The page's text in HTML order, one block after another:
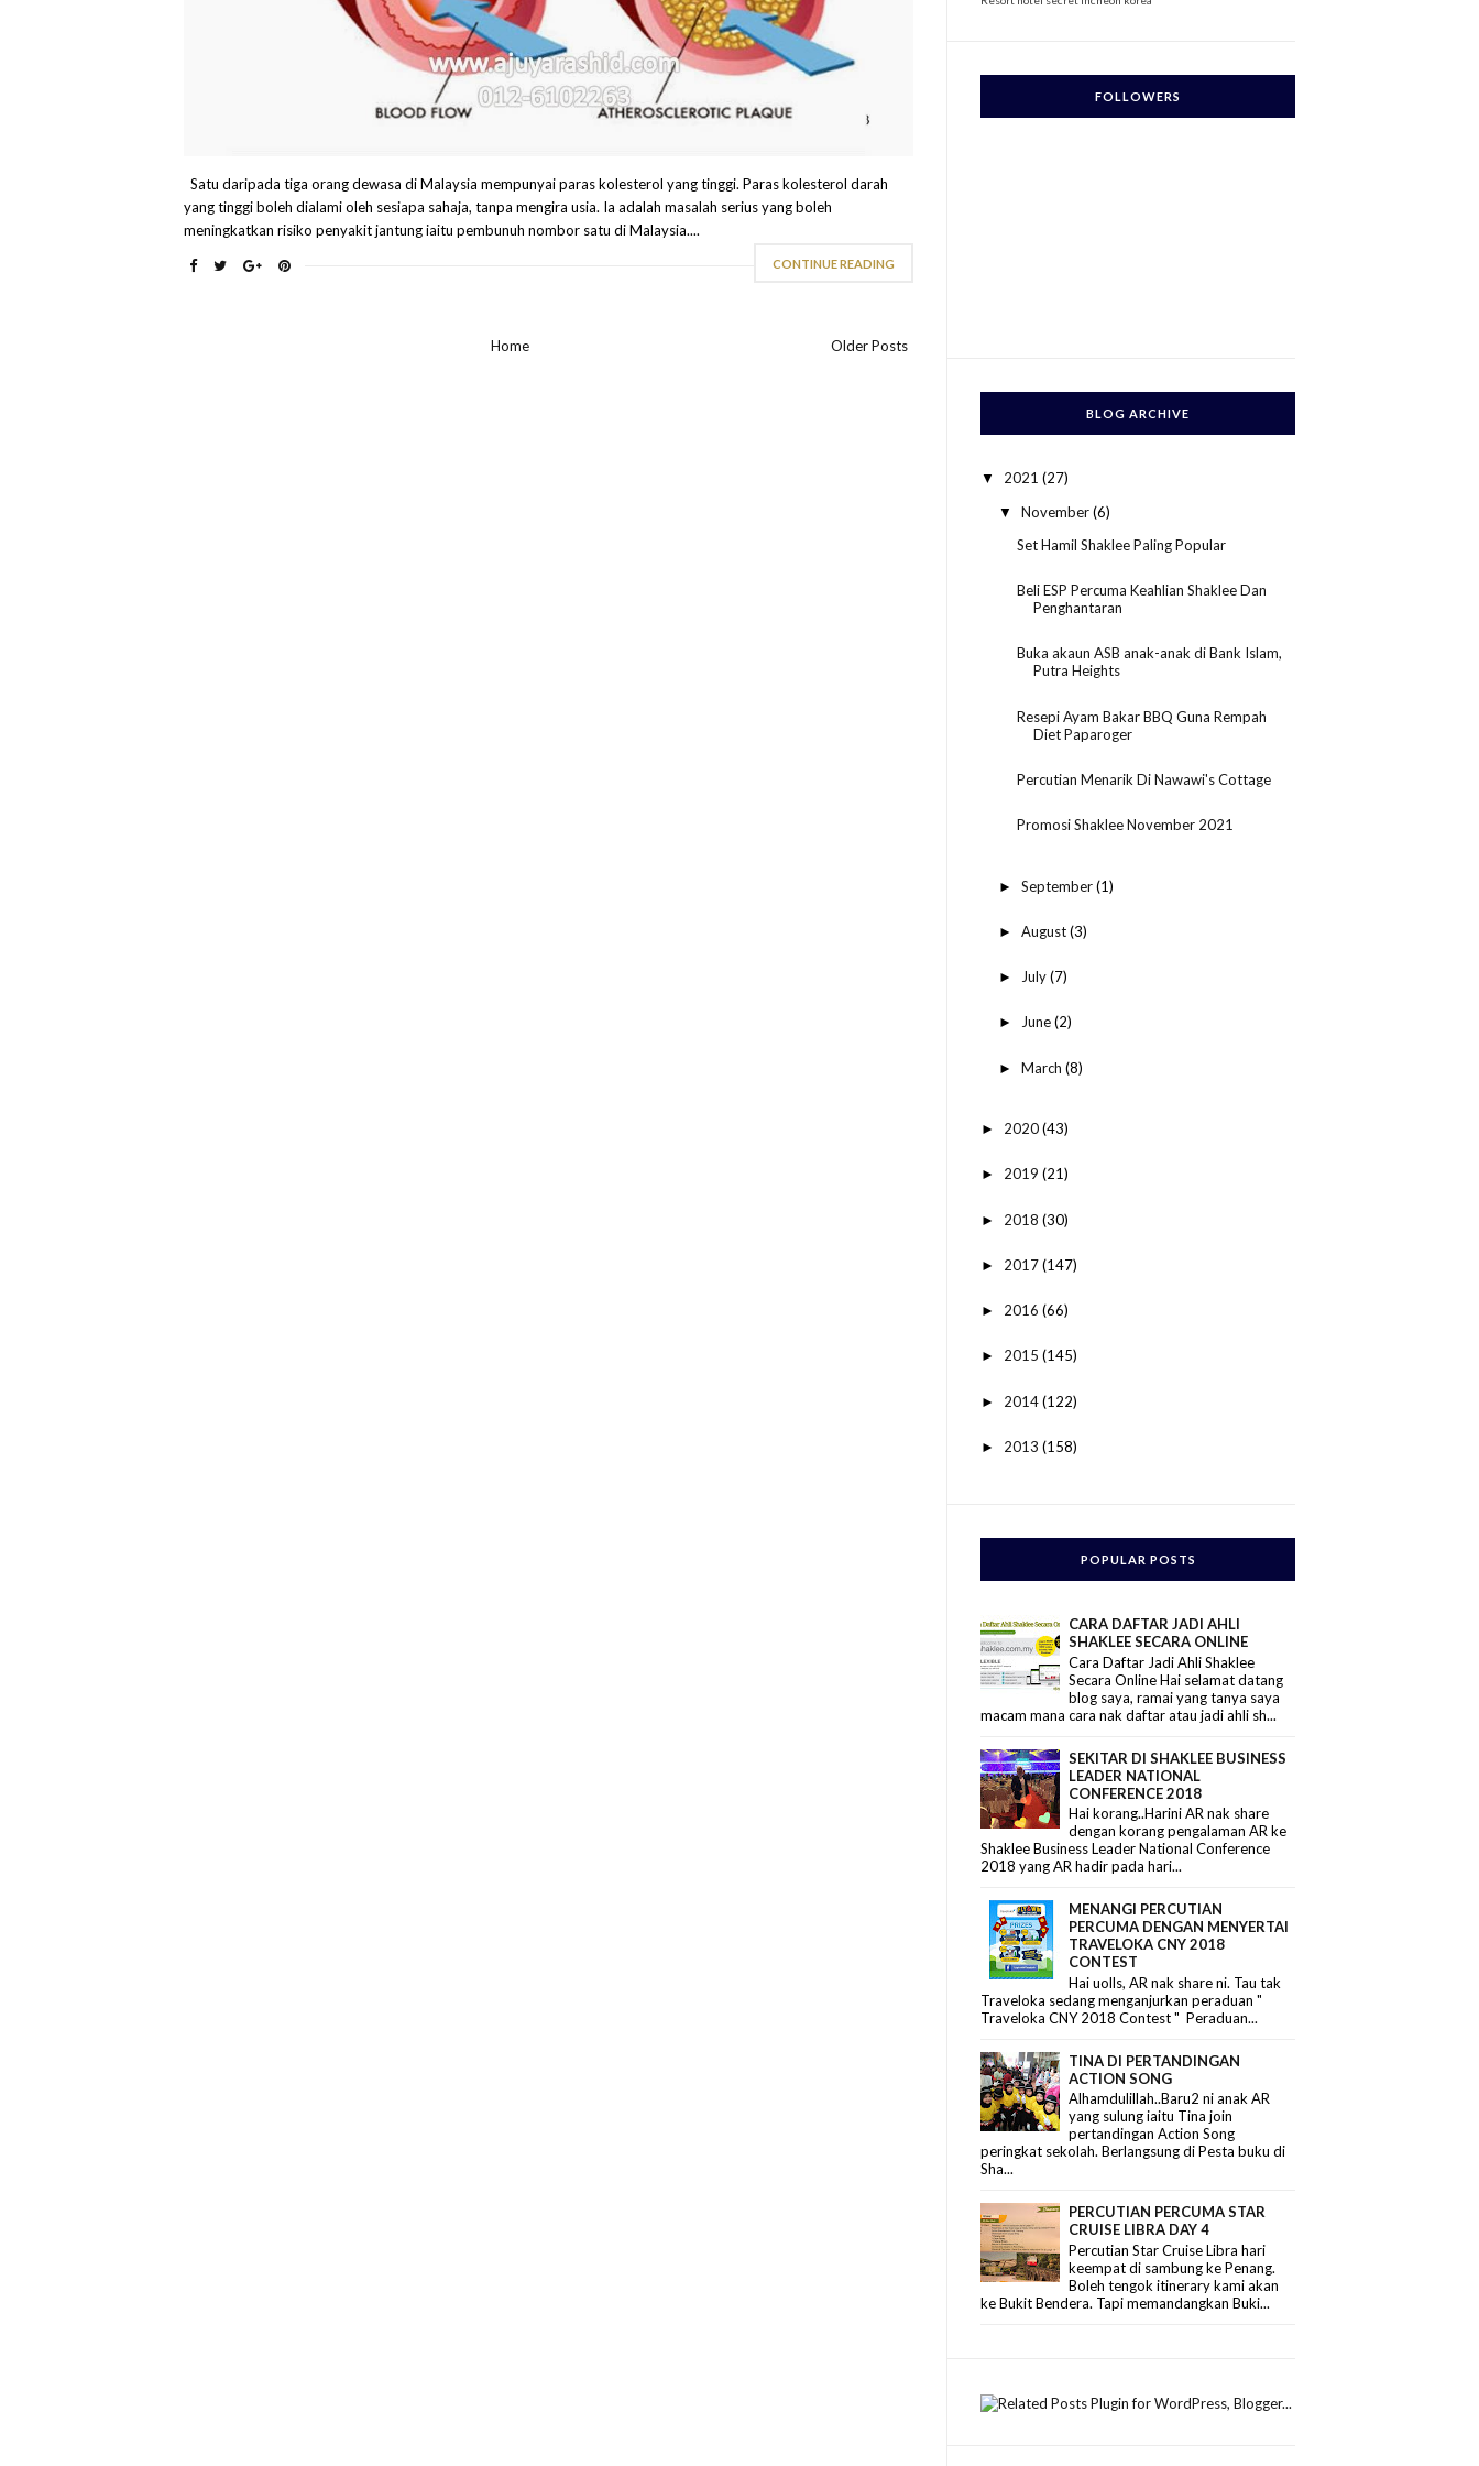
Satu daripada tiga orang dewasa di Malaysia mempunyai paras kolesterol yang tinggi. Paras kolesterol darah
yang tinggi boleh dialami oleh sesiapa sahaja, tanpa mengira usia. Ia adalah masalah serius yang boleh
meningkatkan risiko penyakit jantung iaitu pembunuh nombor satu di Malaysia....
CONTINUE READING
Older Posts
Home
FOLLOWERS
BLOG ARCHIVE
▼ 2021(27)
▼ November(6)
Set Hamil Shaklee Paling Popular
Beli ESP Percuma Keahlian Shaklee Dan
Penghantaran
Buka akaun ASB anak-anak di Bank Islam,
Putra Heights
Resepi Ayam Bakar BBQ Guna Rempah
Diet Paparoger
Percutian Menarik Di Nawawi's Cottage
Promosi Shaklee November 2021
► September(1)
► August(3)
► July(7)
► June(2)
► March (8)
► 2020(43)
► 2019(21)
► 2018(30)
► 2017(147)
► 2016(66)
► 2015(145)
► 2014(122)
► 2013(158)
POPULAR POSTS
CARA DAFTAR JADI AHLI
SHAKLEE SECARA ONLINE
Cara Daftar Jadi Ahli Shaklee
Secara Online Hai selamat datang
blog saya, ramai yang tanya saya
macam mana cara nak daftar atau jadi ahli sh...
SEKITAR DI SHAKLEE BUSINESS
LEADER NATIONAL
CONFERENCE 2018
Hai korang..Harini AR nak share
dengan korang pengalaman AR ke
Shaklee Business Leader National Conference
2018 yang AR hadir pada hari...
MENANGI PERCUTIAN
PERCUMA DENGAN MENYERTAI
TRAVELOKA CNY 2018
CONTEST
Hai uolls, AR nak share ni. Tau tak
Traveloka sedang menganjurkan peraduan "
Traveloka CNY 2018 Contest " Peraduan...
TINA DI PERTANDINGAN
ACTION SONG
Alhamdulillah..Baru2 ni anak AR
yang sulung iaitu Tina join
pertandingan Action Song
peringkat sekolah. Berlangsung di Pesta buku di
Sha...
PERCUTIAN PERCUMA STAR
CRUISE LIBRA DAY 4
Percutian Star Cruise Libra hari
keempat di sambung ke Penang.
Boleh tengok itinerary kami akan
ke Bukit Bendera. Tapi memandangkan Buki...